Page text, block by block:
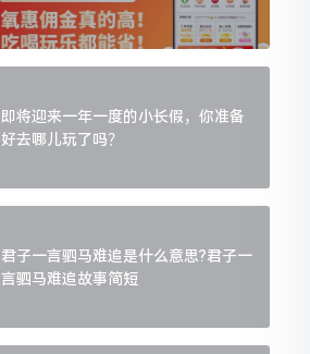
即将迎来一年一度的小长假，你准备
好去哪儿玩了吗？
君子一言驷马难追是什么意思?君子一
言驷马难追故事简短